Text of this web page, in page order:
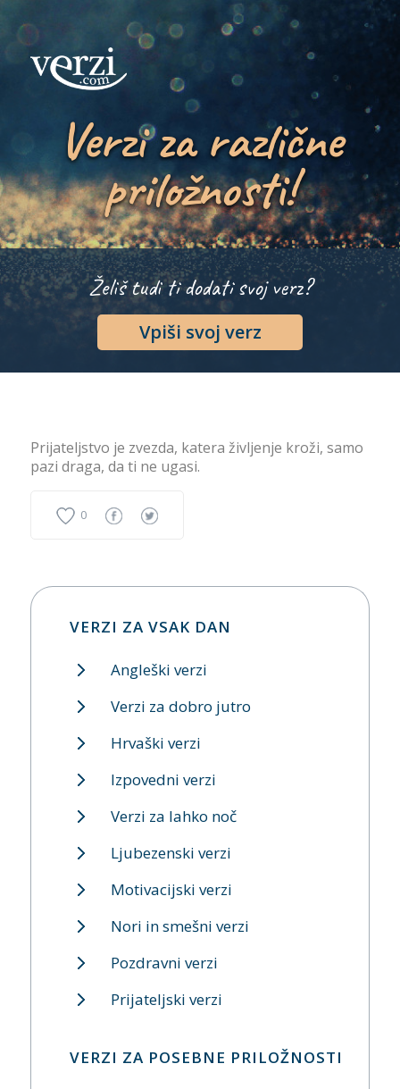
Verzi za različne
priložnosti!
Želiš tudi ti dodati svoj verz?
Vpiši svoj verz
Prijateljstvo je zvezda, katera življenje kroži, samo
pazi draga, da ti ne ugasi.
0
VERZI ZA VSAK DAN
Angleški verzi
Verzi za dobro jutro
Hrvaški verzi
Izpovedni verzi
Verzi za lahko noč
Ljubezenski verzi
Motivacijski verzi
Nori in smešni verzi
Pozdravni verzi
Prijateljski verzi
VERZI ZA POSEBNE PRILOŽNOSTI